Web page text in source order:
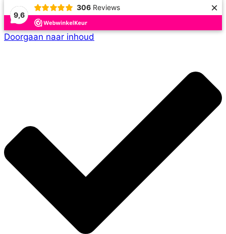
9,6
306 Reviews ×
Doorgaan naar inhoud